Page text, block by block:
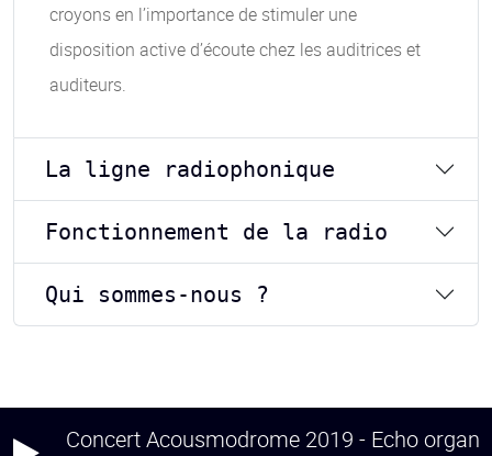
croyons en l’importance de stimuler une
disposition active d’écoute chez les auditrices et
auditeurs.
La ligne radiophonique
Fonctionnement de la radio
Qui sommes-nous ?
Concert Acousmodrome 2019 - Echo organ